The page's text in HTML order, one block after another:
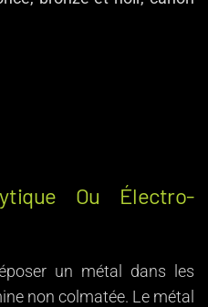
Ou Électro-
un métal dans les
non colmatée. Le métal